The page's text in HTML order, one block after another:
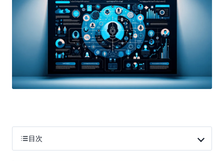
目次